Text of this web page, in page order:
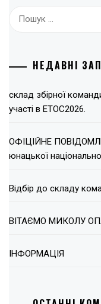
НЕДАВНІ
склад збірної
участі в ЕТОС2026.
ОФІЦІЙНЕ
юнацької
Відбір до складу
ВІТАЄМО МИКОЛУ
ІНФОРМАЦІЯ